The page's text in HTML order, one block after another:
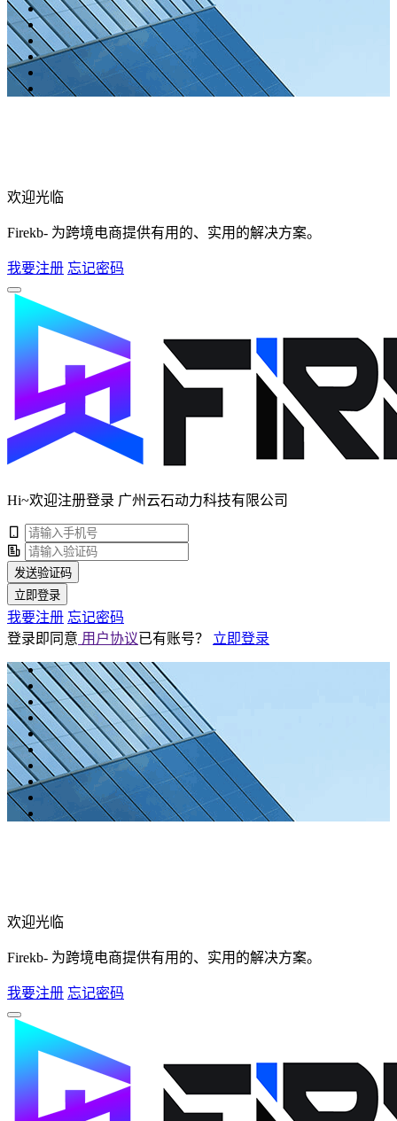
欢迎光临
Firekb- 为跨境电商提供有用的、实用的解决方案。
我要注册 忘记密码
Hi~欢迎注册登录 广州云石动力科技有限公司
发送验证码
立即登录
我要注册 忘记密码
登录即同意 用户协议已有账号？ 立即登录
欢迎光临
Firekb- 为跨境电商提供有用的、实用的解决方案。
我要注册 忘记密码